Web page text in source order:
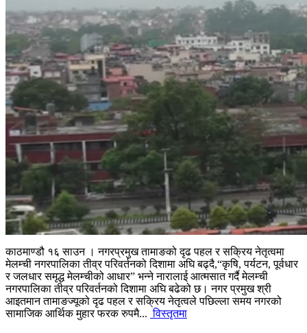
काठमाण्डौ १६ साउन । नगरप्रमुख तामाङको दृढ पहल र सक्रिय नेतृत्वमा
मेलम्ची नगरपालिका तीव्र परिवर्तनको दिशामा अघि बढ्दै,“कृषि, पर्यटन, पूर्वधार
र जलधार समृद्ध मेलम्चीको आधार” भन्ने नारालाई आत्मसात गर्दै मेलम्ची
नगरपालिका तीव्र परिवर्तनको दिशामा अघि बढेको छ। नगर प्रमुख श्री
आइतमान तामाङज्यूको दृढ पहल र सक्रिय नेतृत्वले पछिल्ला समय नगरको
सामाजिक आर्थिक मुहार फरक रुपमै... विस्तृतमा